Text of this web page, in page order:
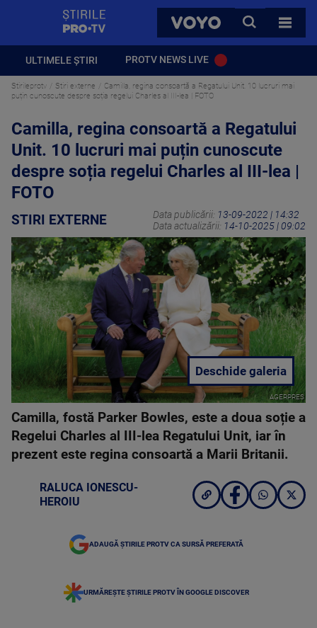
VOYO
CAUTA
TOATE
ULTIMELE ȘTIRI PROTV NEWS LIVE
Stirileprotv Stiri externe
Camilla, regina consoartă a Regatului Unit. 10 lucruri mai
puțin cunoscute despre soția regelui Charles al III-lea | FOTO
Camilla, regina consoartă a Regatului
Unit. 10 lucruri mai puțin cunoscute
despre soția regelui Charles al III-lea |
FOTO
STIRI EXTERNE Data publicării: 13-09-2022 | 14:32
Data actualizării: 14-10-2025 | 09:02
AGERPRES
Deschide galeria
Camilla, fostă Parker Bowles, este a doua soție a
Regelui Charles al III-lea Regatului Unit, iar în
prezent este regina consoartă a Marii Britanii.
RALUCA IONESCU-
HEROIU
ADAUGĂ ȘTIRILE PROTV CA SURSĂ PREFERATĂ
URMĂREȘTE ȘTIRILE PROTV ÎN GOOGLE DISCOVER